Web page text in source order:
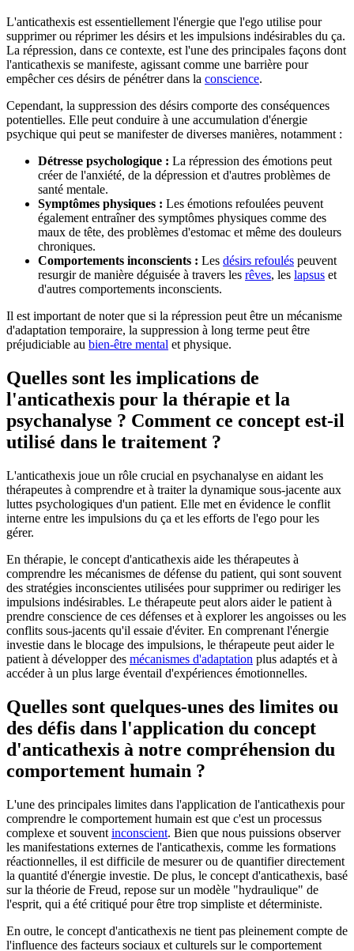
L'anticathexis est essentiellement l'énergie que l'ego utilise pour
supprimer ou réprimer les désirs et les impulsions indésirables du ça.
La répression, dans ce contexte, est l'une des principales façons dont
l'anticathexis se manifeste, agissant comme une barrière pour
empêcher ces désirs de pénétrer dans la conscience.
Cependant, la suppression des désirs comporte des conséquences
potentielles. Elle peut conduire à une accumulation d'énergie
psychique qui peut se manifester de diverses manières, notamment :
Détresse psychologique : La répression des émotions peut
créer de l'anxiété, de la dépression et d'autres problèmes de
santé mentale.
Symptômes physiques : Les émotions refoulées peuvent
également entraîner des symptômes physiques comme des
maux de tête, des problèmes d'estomac et même des douleurs
chroniques.
Comportements inconscients : Les désirs refoulés peuvent
resurgir de manière déguisée à travers les rêves, les lapsus et
d'autres comportements inconscients.
Il est important de noter que si la répression peut être un mécanisme
d'adaptation temporaire, la suppression à long terme peut être
préjudiciable au bien-être mental et physique.
Quelles sont les implications de
l'anticathexis pour la thérapie et la
psychanalyse ? Comment ce concept est-il
utilisé dans le traitement ?
L'anticathexis joue un rôle crucial en psychanalyse en aidant les
thérapeutes à comprendre et à traiter la dynamique sous-jacente aux
luttes psychologiques d'un patient. Elle met en évidence le conflit
interne entre les impulsions du ça et les efforts de l'ego pour les
gérer.
En thérapie, le concept d'anticathexis aide les thérapeutes à
comprendre les mécanismes de défense du patient, qui sont souvent
des stratégies inconscientes utilisées pour supprimer ou rediriger les
impulsions indésirables. Le thérapeute peut alors aider le patient à
prendre conscience de ces défenses et à explorer les angoisses ou les
conflits sous-jacents qu'il essaie d'éviter. En comprenant l'énergie
investie dans le blocage des impulsions, le thérapeute peut aider le
patient à développer des mécanismes d'adaptation plus adaptés et à
accéder à un plus large éventail d'expériences émotionnelles.
Quelles sont quelques-unes des limites ou
des défis dans l'application du concept
d'anticathexis à notre compréhension du
comportement humain ?
L'une des principales limites dans l'application de l'anticathexis pour
comprendre le comportement humain est que c'est un processus
complexe et souvent inconscient. Bien que nous puissions observer
les manifestations externes de l'anticathexis, comme les formations
réactionnelles, il est difficile de mesurer ou de quantifier directement
la quantité d'énergie investie. De plus, le concept d'anticathexis, basé
sur la théorie de Freud, repose sur un modèle "hydraulique" de
l'esprit, qui a été critiqué pour être trop simpliste et déterministe.
En outre, le concept d'anticathexis ne tient pas pleinement compte de
l'influence des facteurs sociaux et culturels sur le comportement